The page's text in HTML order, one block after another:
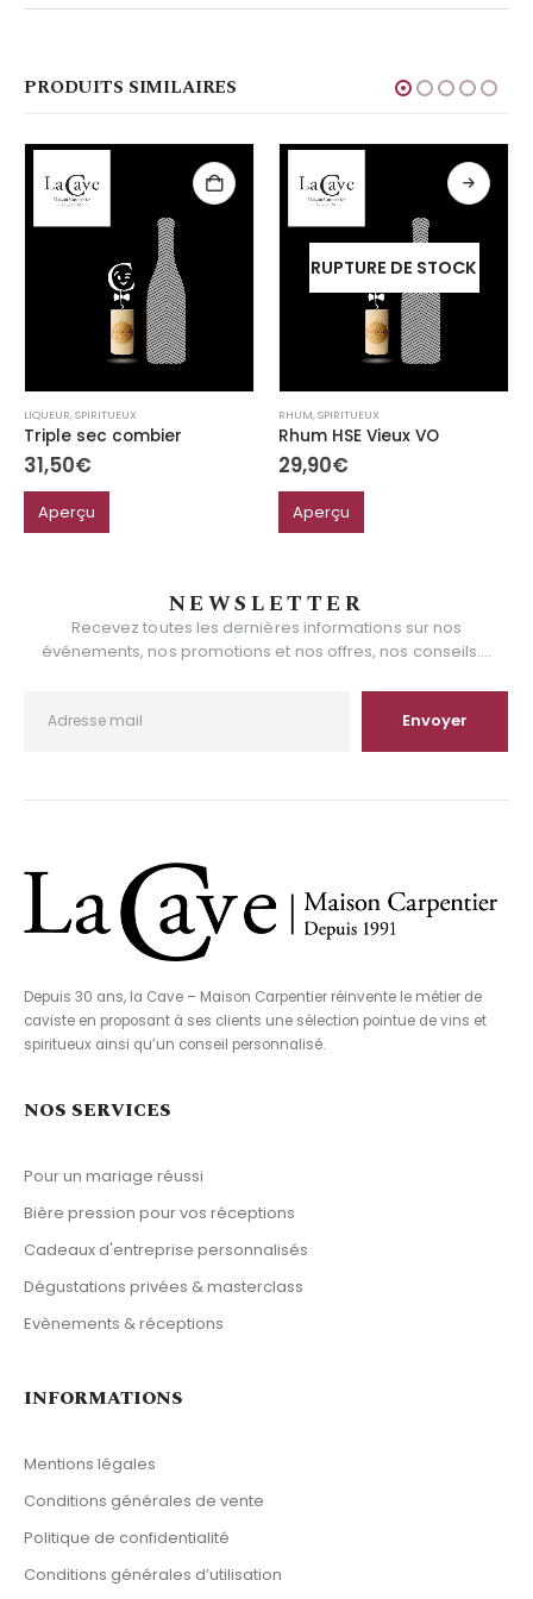
PRODUITS SIMILAIRES
LIQUEUR,SPIRITUEUX
Triple sec combier
31,50€
Aperçu
RUPTURE DE STOCK
RHUM,SPIRITUEUX
Rhum HSE Vieux VO
29,90€
Aperçu
NEWSLETTER
Recevez toutes les dernières informations sur nos
événements, nos promotions et nos offres, nos conseils....
Depuis 30 ans, la Cave – Maison Carpentier réinvente le métier de
caviste en proposant à ses clients une sélection pointue de vins et
spiritueux ainsi qu’un conseil personnalisé.
NOS SERVICES
Pour un mariage réussi
Bière pression pour vos réceptions
Cadeaux d'entreprise personnalisés
Dégustations privées & masterclass
Evènements & réceptions
INFORMATIONS
Mentions légales
Conditions générales de vente
Politique de confidentialité
Conditions générales d’utilisation